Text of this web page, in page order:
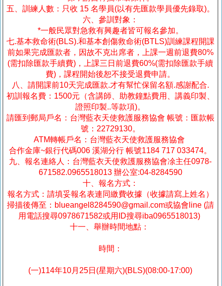
五、訓練人數：只收 15 名學員(以有先匯款學員優先錄取)。
六、參訓對象：
*一般民眾對急救有興趣者皆可報名參加。
七.基本救命術(BLS).和基本創傷救命術(BTLS)訓練課程開課
前如果完成匯款者，因故不克出席者，上課一週前退費80%
(需扣除匯款手續費)，上課三日前退費60%(需扣除匯款手續
費)，課程開始後恕不接受退費申請。
八、請開課前10天完成匯款.才有幫忙保留名額.感謝配合.
初訓報名費：1500元（含講師、助教鐘點費用、講義印製、
證照印製..等款項)。
請匯到郵局戶名：台灣藍衣天使救護服務協會 帳號：匯款帳
號：22729130。
ATM轉帳戶名：台灣藍衣天使救護服務協會
合作金庫~銀行代碼006 溪湖分行 帳號1184 717 033474。
九、報名連絡人：台灣藍衣天使救護服務協會凃主任0978-
671582.0965518013 辦公室:04-8284590
十、報名方式：
報名方式：請填妥報名表連同繳費收據（收據請寫上姓名）
掃描後傳至：blueangel8284590@gmail.com或協會line (請
用電話搜尋0978671582或用ID搜尋iba0965518013)
十一、舉辦時間地點：
時間：
(一)114年10月25日(星期六)(BLS)(08:00-17:00)